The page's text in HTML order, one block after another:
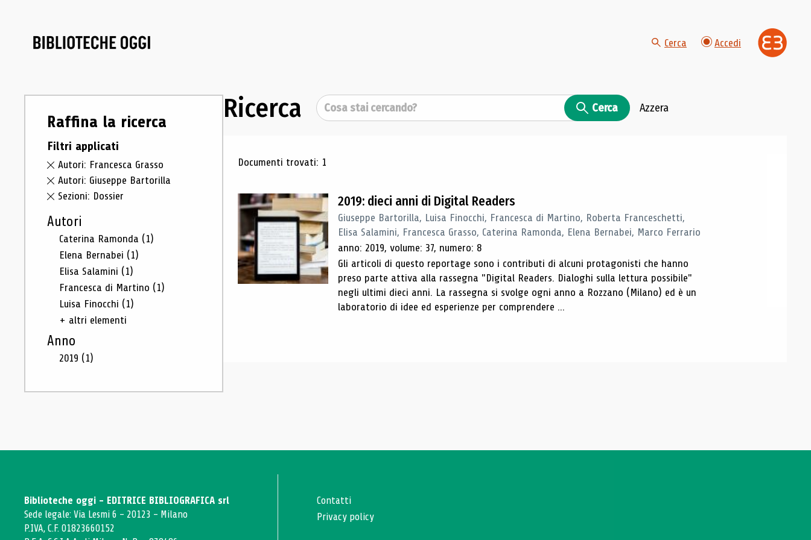
Cerca Accedi
Raffina la ricerca
Filtri applicati
Autori: Francesca Grasso
Autori: Giuseppe Bartorilla
Sezioni: Dossier
Autori
Caterina Ramonda (1)
Elena Bernabei (1)
Elisa Salamini (1)
Francesca di Martino (1)
Luisa Finocchi (1)
+ altri elementi
Anno
2019 (1)
Ricerca Cerca Cerca Azzera
Risultati di ricerca
Documenti trovati: 1
2019: dieci anni di Digital Readers
Giuseppe Bartorilla, Luisa Finocchi, Francesca di Martino, Roberta Franceschetti,
Elisa Salamini, Francesca Grasso, Caterina Ramonda, Elena Bernabei, Marco Ferrario
anno: 2019, volume: 37, numero: 8
Gli articoli di questo reportage sono i contributi di alcuni protagonisti che hanno
preso parte attiva alla rassegna "Digital Readers. Dialoghi sulla lettura possibile"
negli ultimi dieci anni. La rassegna si svolge ogni anno a Rozzano (Milano) ed è un
laboratorio di idee ed esperienze per comprendere ...
Biblioteche oggi - EDITRICE BIBLIOGRAFICA srl
Sede legale: Via Lesmi 6 - 20123 - Milano
P.IVA, C.F. 01823660152
Contatti
Privacy policy